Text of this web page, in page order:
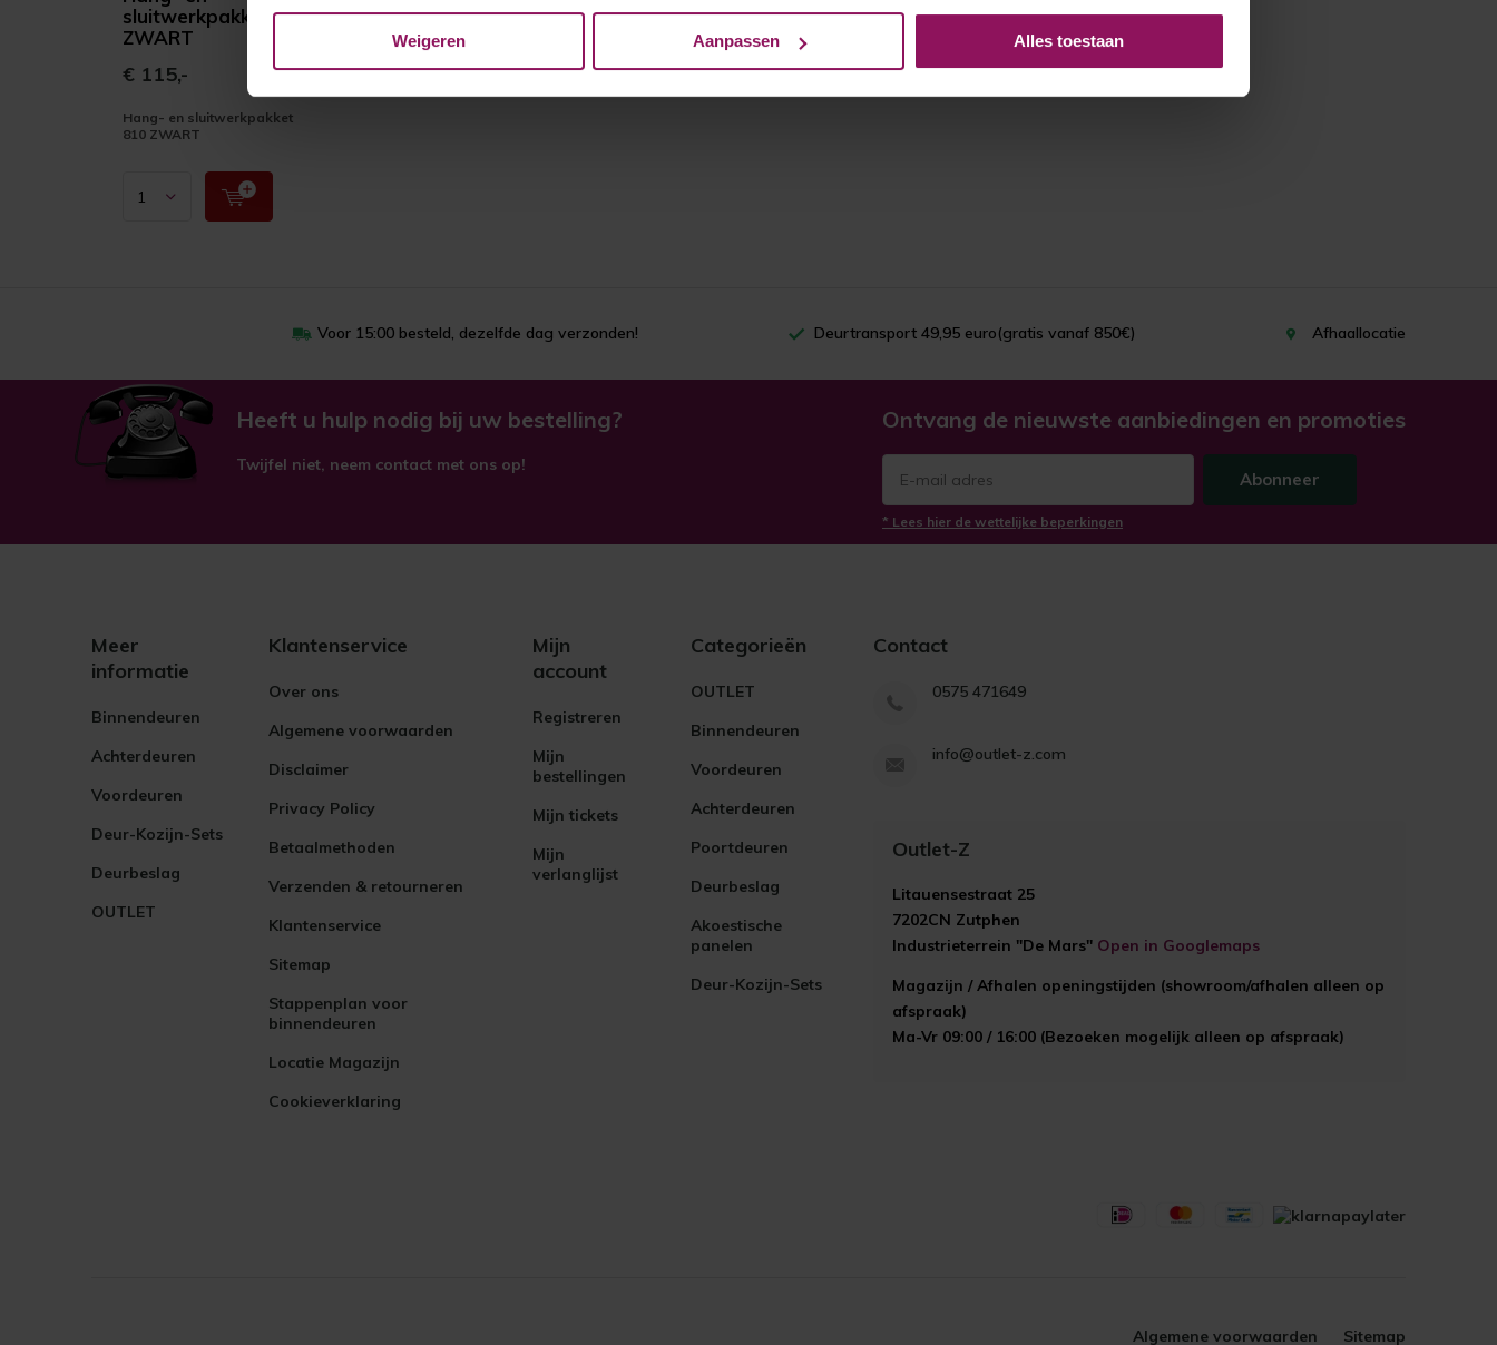
Weigeren Aanpassen Alles toestaan
sluitwerkpakket 810
ZWART
€ 115,-
Hang- en sluitwerkpakket
810 ZWART
Voor 15:00 besteld, dezelfde dag verzonden! Deurtransport 49,95 euro(gratis vanaf 850€) Afhaallocatie
Heeft u hulp nodig bij uw bestelling?
Twijfel niet, neem contact met ons op!
Ontvang de nieuwste aanbiedingen en promoties
Abonneer
* Lees hier de wettelijke beperkingen
Meer
informatie
Binnendeuren
Achterdeuren
Voordeuren
Deur-Kozijn-Sets
Deurbeslag
OUTLET
Klantenservice
Over ons
Algemene voorwaarden
Disclaimer
Privacy Policy
Betaalmethoden
Verzenden & retourneren
Klantenservice
Sitemap
Stappenplan voor
binnendeuren
Locatie Magazijn
Cookieverklaring
Mijn
account
Registreren
Mijn
bestellingen
Mijn tickets
Mijn
verlanglijst
Categorieën
OUTLET
Binnendeuren
Voordeuren
Achterdeuren
Poortdeuren
Deurbeslag
Akoestische
panelen
Deur-Kozijn-Sets
Contact
0575 471649
info@outlet-z.com
Outlet-Z
Litauensestraat 25
7202CN Zutphen
Industrieterrein "De Mars" Open in Googlemaps
Magazijn / Afhalen openingstijden (showroom/afhalen alleen op
afspraak)
Ma-Vr 09:00 / 16:00 (Bezoeken mogelijk alleen op afspraak)
Algemene voorwaarden Sitemap